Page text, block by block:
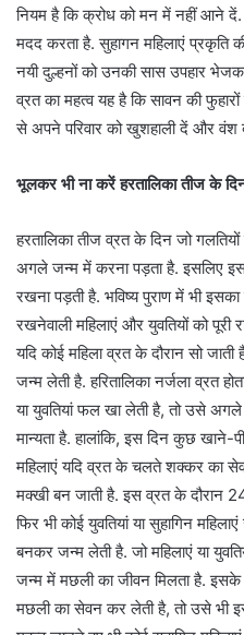
नियम है कि क्रोध को मन में नहीं आने
मदद करता है. सुहागन महिलाएं प्रकृति
नयी दुल्हनों को उनकी सास उपहार
व्रत का महत्व यह है कि सावन की
से अपने परिवार को खुशहाली दें और वंश
भूलकर भी ना करें हरतालिका तीज के
हरतालिका तीज व्रत के दिन जो
अगले जन्म में करना पड़ता है. इसलिए
रखना पड़ती है. भविष्य पुराण में भी
रखनेवाली महिलाएं और युवतियों को पूरी
यदि कोई महिला व्रत के दौरान सो
जन्म लेती है. हरिताल‌िका नर्जला व्रत
या युवतियां फल खा लेती है, तो उसे
मान्यता है. हालांकि, इस दिन कुछ खाने-
महिलाएं यदि व्रत के चलते शक्कर का
मक्खी बन जाती है. इस व्रत के दौरान
फिर भी कोई युवतियां या सुहागिन
बनकर जन्म लेती है. जो महिलाएं या
जन्म में मछली का जीवन मिलता है. इसके
मछली का सेवन कर लेती है, तो उसे भी